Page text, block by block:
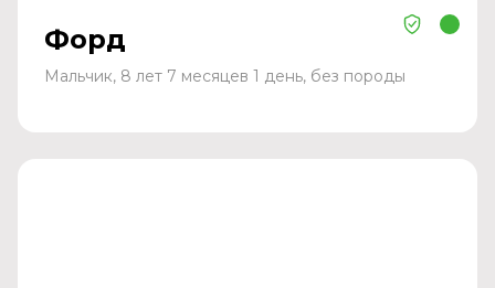
Форд
Мальчик, 8 лет 7 месяцев 1 день, без породы